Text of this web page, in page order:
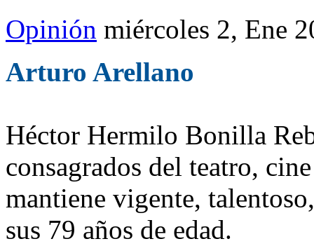
Opinión miércoles 2, Ene
Arturo Arellano
Héctor Hermilo Bonilla
consagrados del teatro,
mantiene vigente,
sus 79 años de edad.